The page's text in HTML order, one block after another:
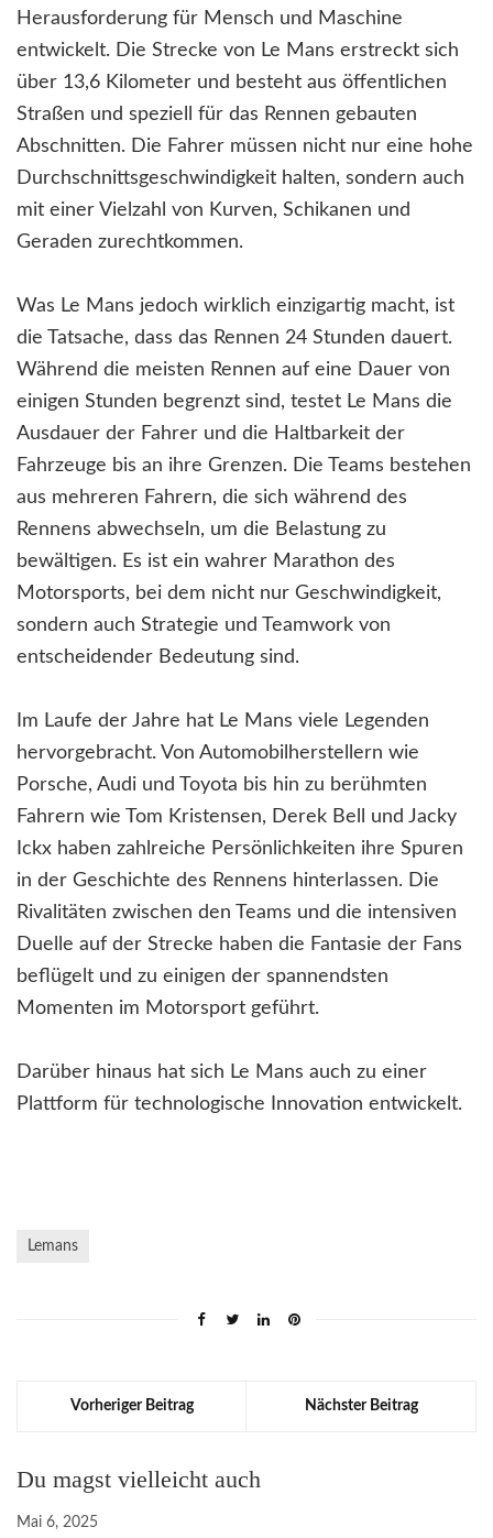
Herausforderung für Mensch und Maschine
entwickelt. Die Strecke von Le Mans erstreckt sich
über 13,6 Kilometer und besteht aus öffentlichen
Straßen und speziell für das Rennen gebauten
Abschnitten. Die Fahrer müssen nicht nur eine hohe
Durchschnittsgeschwindigkeit halten, sondern auch
mit einer Vielzahl von Kurven, Schikanen und
Geraden zurechtkommen.
Was Le Mans jedoch wirklich einzigartig macht, ist
die Tatsache, dass das Rennen 24 Stunden dauert.
Während die meisten Rennen auf eine Dauer von
einigen Stunden begrenzt sind, testet Le Mans die
Ausdauer der Fahrer und die Haltbarkeit der
Fahrzeuge bis an ihre Grenzen. Die Teams bestehen
aus mehreren Fahrern, die sich während des
Rennens abwechseln, um die Belastung zu
bewältigen. Es ist ein wahrer Marathon des
Motorsports, bei dem nicht nur Geschwindigkeit,
sondern auch Strategie und Teamwork von
entscheidender Bedeutung sind.
Im Laufe der Jahre hat Le Mans viele Legenden
hervorgebracht. Von Automobilherstellern wie
Porsche, Audi und Toyota bis hin zu berühmten
Fahrern wie Tom Kristensen, Derek Bell und Jacky
Ickx haben zahlreiche Persönlichkeiten ihre Spuren
in der Geschichte des Rennens hinterlassen. Die
Rivalitäten zwischen den Teams und die intensiven
Duelle auf der Strecke haben die Fantasie der Fans
beflügelt und zu einigen der spannendsten
Momenten im Motorsport geführt.
Darüber hinaus hat sich Le Mans auch zu einer
Plattform für technologische Innovation entwickelt.
Lemans
Vorheriger Beitrag Nächster Beitrag
Du magst vielleicht auch
Mai 6, 2025